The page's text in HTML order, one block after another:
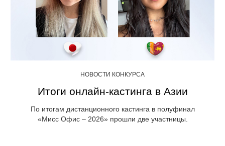
НОВОСТИ КОНКУРСА
Итоги онлайн-кастинга в Азии
По итогам дистанционного кастинга в полуфинал
«Мисс Офис – 2026» прошли две участницы.